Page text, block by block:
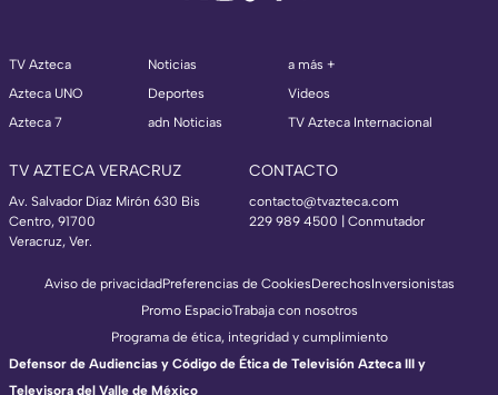
TV Azteca
Azteca UNO
Azteca 7
Noticias
Deportes
adn Noticias
a más +
Videos
TV Azteca Internacional
TV AZTECA VERACRUZ
Av. Salvador Díaz Mirón 630 Bis
Centro, 91700
Veracruz, Ver.
CONTACTO
contacto@tvazteca.com
229 989 4500 | Conmutador
Aviso de privacidadPreferencias de CookiesDerechosInversionistas
Promo EspacioTrabaja con nosotros
Programa de ética, integridad y cumplimiento
Defensor de Audiencias y Código de Ética de Televisión Azteca III y
Televisora del Valle de México